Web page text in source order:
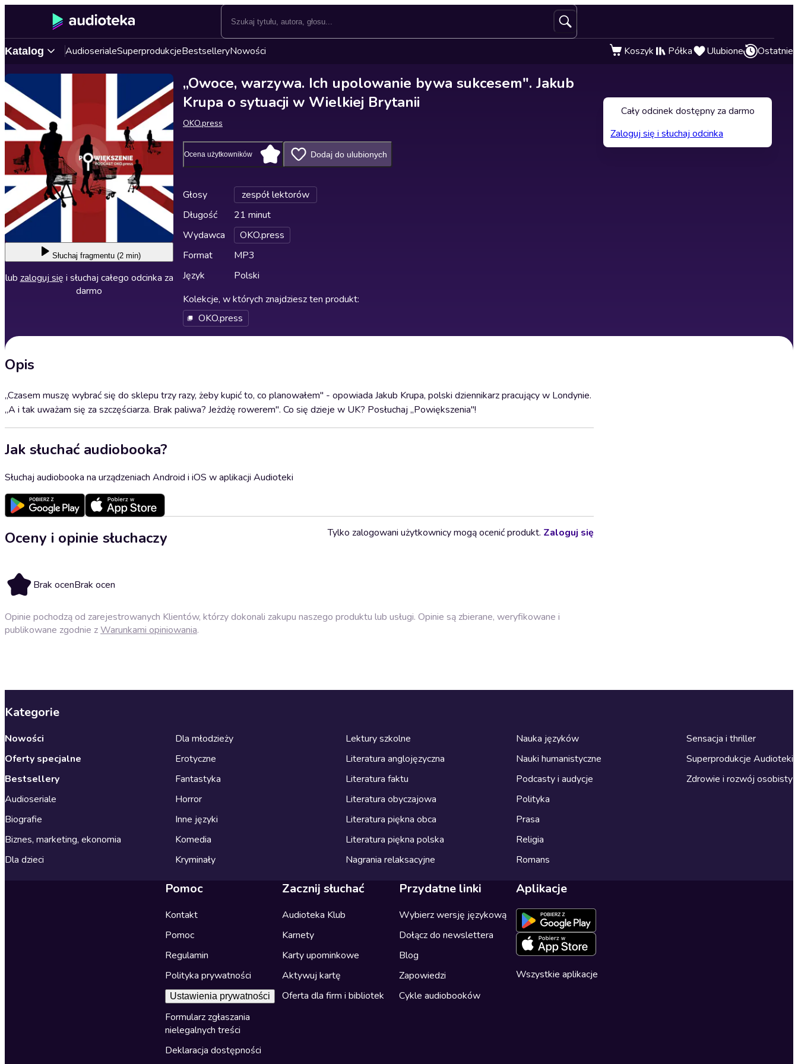
Katalog AudioserialeSuperprodukcjeBestselleryNowości Koszyk Półka Ulubione Ostatnie
Słuchaj fragmentu (2 min)
lub zaloguj się i słuchaj całego odcinka za
darmo
„Owoce, warzywa. Ich upolowanie bywa sukcesem". Jakub
Krupa o sytuacji w Wielkiej Brytanii
OKO.press
Ocena użytkowników Dodaj do ulubionych
Głosy
zespół lektorów
Długość
21 minut
Wydawca
OKO.press
Format
MP3
Język
Polski
Kolekcje, w których znajdziesz ten produkt:
OKO.press
Opis
„Czasem muszę wybrać się do sklepu trzy razy, żeby kupić to, co planowałem" - opowiada Jakub Krupa, polski dziennikarz pracujący w Londynie.
„A i tak uważam się za szczęściarza. Brak paliwa? Jeżdżę rowerem". Co się dzieje w UK? Posłuchaj „Powiększenia"!
Jak słuchać audiobooka?
Słuchaj audiobooka na urządzeniach Android i iOS w aplikacji Audioteki
Oceny i opinie słuchaczy
Brak ocenBrak ocen
Tylko zalogowani użytkownicy mogą ocenić produkt. Zaloguj się
Opinie pochodzą od zarejestrowanych Klientów, którzy dokonali zakupu naszego produktu lub usługi. Opinie są zbierane, weryfikowane i
publikowane zgodnie zWarunkami opiniowania.
Cały odcinek dostępny za darmo
Zaloguj się i słuchaj odcinka
Kategorie
Nowości
Oferty specjalne
Bestsellery
Audioseriale
Biografie
Biznes, marketing, ekonomia
Dla dzieci
Dla młodzieży
Erotyczne
Fantastyka
Horror
Inne języki
Komedia
Kryminały
Lektury szkolne
Literatura anglojęzyczna
Literatura faktu
Literatura obyczajowa
Literatura piękna obca
Literatura piękna polska
Nagrania relaksacyjne
Nauka języków
Nauki humanistyczne
Podcasty i audycje
Polityka
Prasa
Religia
Romans
Sensacja i thriller
Superprodukcje Audioteki
Zdrowie i rozwój osobisty
Pomoc
Kontakt
Pomoc
Regulamin
Polityka prywatności
Ustawienia prywatności
Formularz zgłaszania
nielegalnych treści
Deklaracja dostępności
Zacznij słuchać
Audioteka Klub
Karnety
Karty upominkowe
Aktywuj kartę
Oferta dla firm i bibliotek
Przydatne linki
Wybierz wersję językową
Dołącz do newslettera
Blog
Zapowiedzi
Cykle audiobooków
Aplikacje
Wszystkie aplikacje